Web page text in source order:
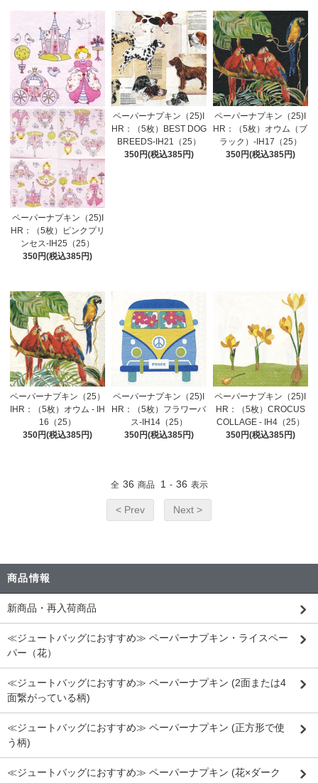
ペーパーナプキン（25)I
HR：（5枚）ピンクプリ
ンセス-IH25（25）
350円(税込385円)
ペーパーナプキン（25)I
HR：（5枚）BEST DOG
BREEDS-IH21（25）
350円(税込385円)
ペーパーナプキン（25)I
HR：（5枚）オウム（ブ
ラック）-IH17（25）
350円(税込385円)
ペーパーナプキン（25）
IHR：（5枚）オウム - IH
16（25）
350円(税込385円)
ペーパーナプキン（25)I
HR：（5枚）フラワーバ
ス-IH14（25）
350円(税込385円)
ペーパーナプキン（25)I
HR：（5枚）CROCUS
COLLAGE - IH4（25）
350円(税込385円)
全 36 商品 1 - 36 表示
< Prev Next >
商品情報
新商品・再入荷商品
≪ジュートバッグにおすすめ≫ ペーパーナプキン・ライスペー
パー（花）
≪ジュートバッグにおすすめ≫ ペーパーナプキン (2面または4
面繋がっている柄)
≪ジュートバッグにおすすめ≫ ペーパーナプキン (正方形で使
う柄)
≪ジュートバッグにおすすめ≫ ペーパーナプキン (花×ダーク